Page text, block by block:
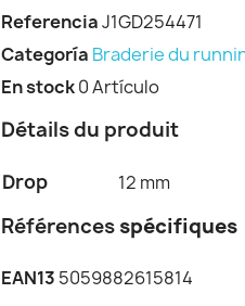
ReferenciaJ1GD254471
Categoría Braderie du
En stock0 Artículo
Détails du produit
Drop 12 mm
Références spécifiques
EAN13 5059882615814